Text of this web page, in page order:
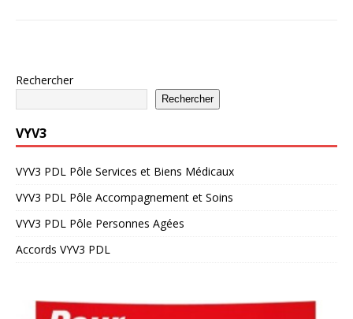
Rechercher
Rechercher
VYV3
VYV3 PDL Pôle Services et Biens Médicaux
VYV3 PDL Pôle Accompagnement et Soins
VYV3 PDL Pôle Personnes Agées
Accords VYV3 PDL